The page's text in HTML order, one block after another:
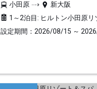
小田原
新大阪
1～2泊目: ヒルトン小田原
設定期間：2026/08/15 ～